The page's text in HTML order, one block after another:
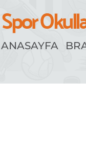
ANASAYFA